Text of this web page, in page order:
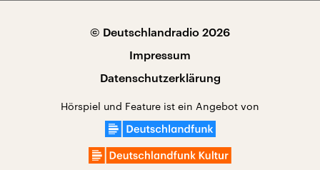
© Deutschlandradio 2026
Impressum
Datenschutzerklärung
Hörspiel und Feature ist ein Angebot von